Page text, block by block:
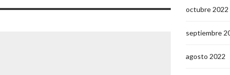
octubre 2022
septiembre
agosto 2022